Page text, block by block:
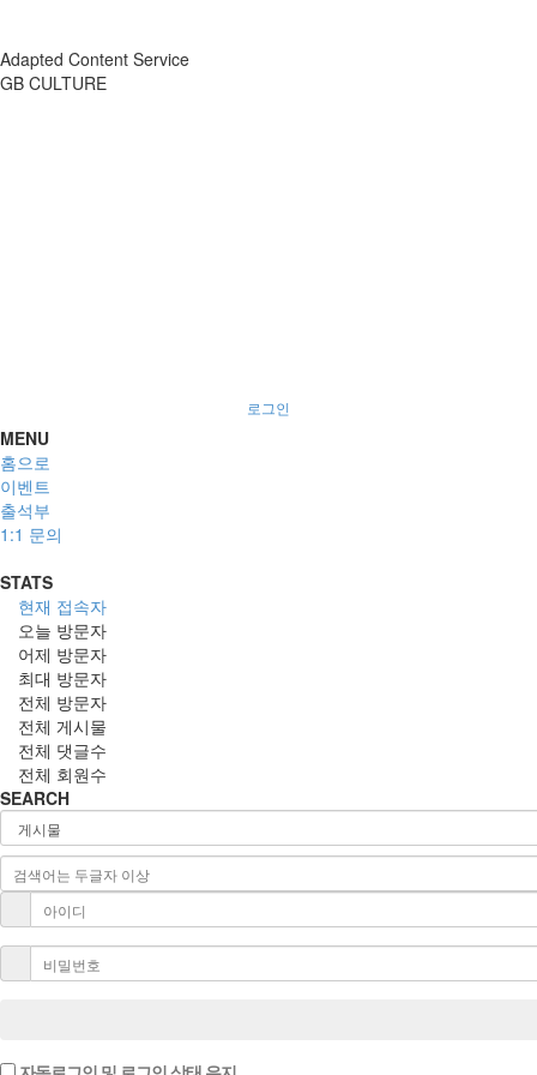
Adapted Content Service
GB CULTURE
로그인
MENU
홈으로
이벤트
출석부
1:1 문의
STATS
현재 접속자
오늘 방문자
어제 방문자
최대 방문자
전체 방문자
전체 게시물
전체 댓글수
전체 회원수
SEARCH